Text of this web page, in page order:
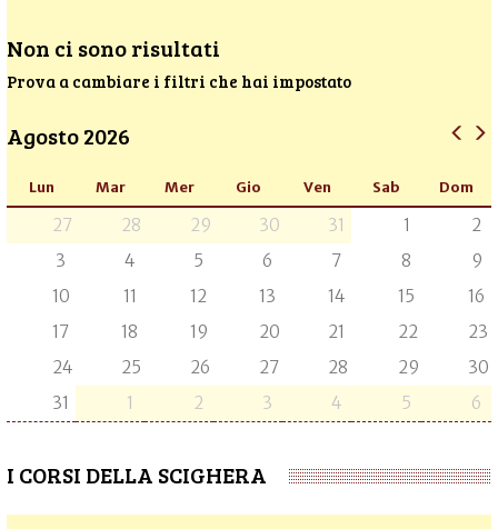
Non ci sono risultati
Prova a cambiare i filtri che hai impostato
Agosto 2026
Lun Mar Mer Gio Ven Sab Dom
27 28 29 30 31 1
2
3
4 5 6 7 8
9
10
11 12 13 14 15
16
17
18 19 20 21 22
23
24
25 26 27 28 29
30
31
1 2 3 4 5 6
I CORSI DELLA SCIGHERA